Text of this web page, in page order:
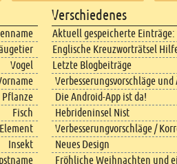
Vogel
Pflanze
Fisch
Insekt
Verschiedenes
Aktuell gespeicherte Einträge:
Englische Kreuzworträtsel
Letzte Blogbeiträge
Verbesserungsvorschläge
Die Android-App ist da!
Hebrideninsel Nist
Verbesserungvorschläge /
Neues Design
Fröhliche Weihnachten und